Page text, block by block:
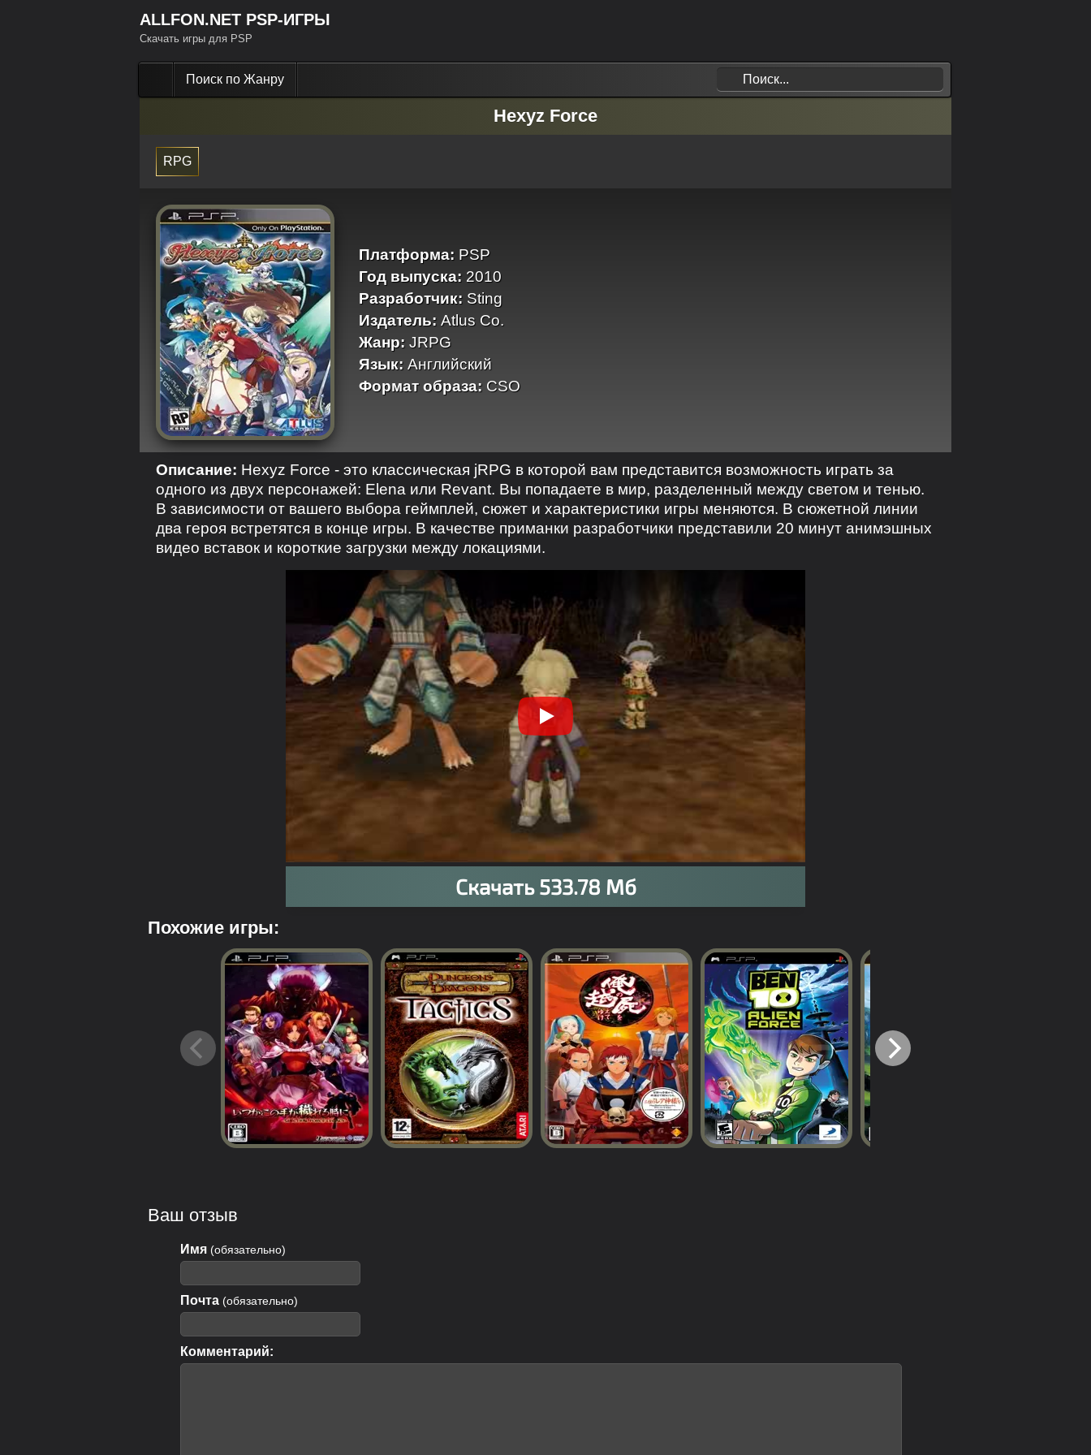
ALLFON.NET PSP-ИГРЫ
Скачать игры для PSP
Поиск по Жанру
Hexyz Force
RPG
Платформа: PSP
Год выпуска: 2010
Разработчик: Sting
Издатель: Atlus Co.
Жанр: JRPG
Язык: Английский
Формат образа: CSO
Описание: Hexyz Force - это классическая jRPG в которой вам представится возможность играть за
одного из двух персонажей: Elena или Revant. Вы попадаете в мир, разделенный между светом и тенью.
В зависимости от вашего выбора геймплей, сюжет и характеристики игры меняются. В сюжетной линии
два героя встретятся в конце игры. В качестве приманки разработчики представили 20 минут анимэшных
видео вставок и короткие загрузки между локациями.
Похожие игры:
Ваш отзыв
Имя (обязательно)
Почта (обязательно)
Комментарий: